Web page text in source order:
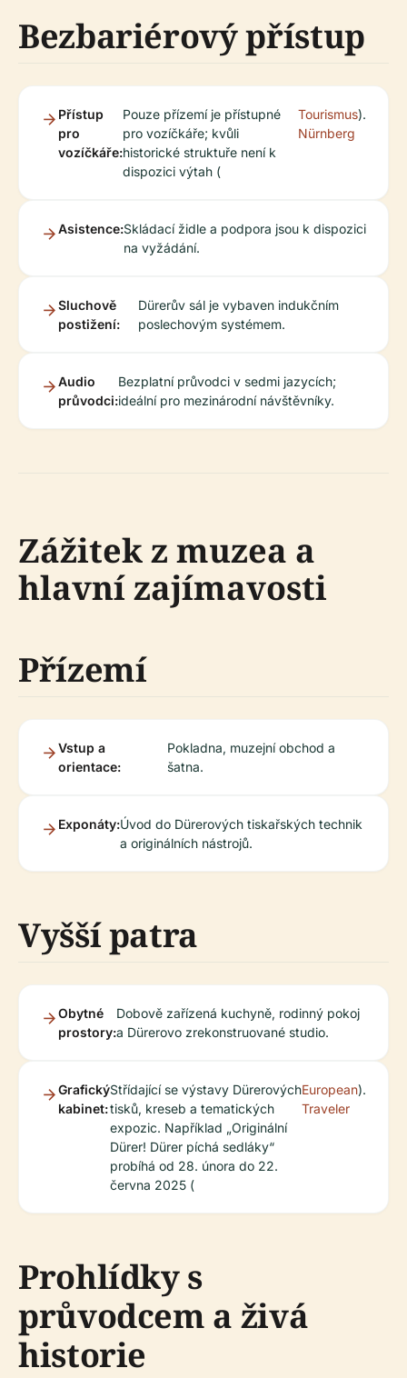
Bezbariérový přístup
Přístup
pro
vozíčkáře:
Pouze přízemí je přístupné
pro vozíčkáře; kvůli
historické struktuře není k
dispozici výtah (
Tourismus
Nürnberg
).
Asistence:Skládací židle a podpora jsou k dispozici
na vyžádání.
Sluchově
postižení:
Dürerův sál je vybaven indukčním
poslechovým systémem.
Audio
průvodci:
Bezplatní průvodci v sedmi jazycích;
ideální pro mezinárodní návštěvníky.
Zážitek z muzea a
hlavní zajímavosti
Přízemí
Vstup a
orientace:
Pokladna, muzejní obchod a
šatna.
Exponáty:Úvod do Dürerových tiskařských technik
a originálních nástrojů.
Vyšší patra
Obytné
prostory:
Dobově zařízená kuchyně, rodinný pokoj
a Dürerovo zrekonstruované studio.
Grafický
kabinet:
Střídající se výstavy Dürerových
tisků, kreseb a tematických
expozic. Například „Originální
Dürer! Dürer píchá sedláky“
probíhá od 28. února do 22.
června 2025 (
European
Traveler
).
Prohlídky s
průvodcem a živá
historie